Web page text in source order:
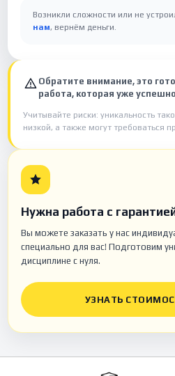
Возникли сложности или не
нам, вернём деньги.
Обратите внимание, это
работа, которая уже
Учитывайте риски: уникальность
низкой, а также могут требоваться
Нужна работа с
Вы можете заказать у нас
специально для вас! Подготовим
дисциплине с нуля.
УЗНАТЬ